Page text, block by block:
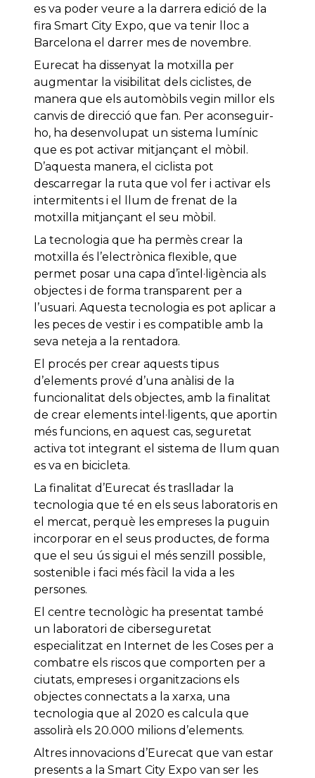
es va poder veure a la darrera edició de la
fira Smart City Expo, que va tenir lloc a
Barcelona el darrer mes de novembre.
Eurecat ha dissenyat la motxilla per
augmentar la visibilitat dels ciclistes, de
manera que els automòbils vegin millor els
canvis de direcció que fan. Per aconseguir-
ho, ha desenvolupat un sistema lumínic
que es pot activar mitjançant el mòbil.
D’aquesta manera, el ciclista pot
descarregar la ruta que vol fer i activar els
intermitents i el llum de frenat de la
motxilla mitjançant el seu mòbil.
La tecnologia que ha permès crear la
motxilla és l’electrònica flexible, que
permet posar una capa d’intel·ligència als
objectes i de forma transparent per a
l’usuari. Aquesta tecnologia es pot aplicar a
les peces de vestir i es compatible amb la
seva neteja a la rentadora.
El procés per crear aquests tipus
d’elements prové d’una anàlisi de la
funcionalitat dels objectes, amb la finalitat
de crear elements intel·ligents, que aportin
més funcions, en aquest cas, seguretat
activa tot integrant el sistema de llum quan
es va en bicicleta.
La finalitat d’Eurecat és traslladar la
tecnologia que té en els seus laboratoris en
el mercat, perquè les empreses la puguin
incorporar en el seus productes, de forma
que el seu ús sigui el més senzill possible,
sostenible i faci més fàcil la vida a les
persones.
El centre tecnològic ha presentat també
un laboratori de ciberseguretat
especialitzat en Internet de les Coses per a
combatre els riscos que comporten per a
ciutats, empreses i organitzacions els
objectes connectats a la xarxa, una
tecnologia que al 2020 es calcula que
assolirà els 20.000 milions d’elements.
Altres innovacions d’Eurecat que van estar
presents a la Smart City Expo van ser les